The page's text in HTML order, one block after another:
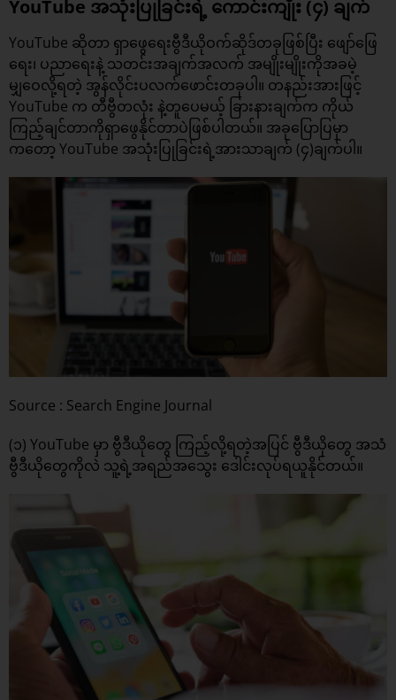
YouTube အသုံးပြုခြင်းရဲ့ ကောင်းကျိုး (၄) ချက်
YouTube ဆိုတာ ရှာဖွေရေးဗွီဒီယိုဝက်ဆိုဒ်တခုဖြစ်ပြီး ဖျော်ဖြေ
ရေး၊ ပညာရေးနဲ့ သတင်းအချက်အလက် အမျိုးမျိုးကိုအခမဲ့
မျှဝေလို့ရတဲ့ အွန်လိုင်းပလက်ဖောင်းတခုပါ။ တနည်းအားဖြင့်
YouTube က တီဗွီတလုံး နဲ့တူပေမယ့် ခြားနားချက်က ကိုယ်
ကြည့်ချင်တာကိုရှာဖွေနိုင်တာပဲဖြစ်ပါတယ်။ အခုပြောပြမှာ
ကတော့ YouTube အသုံးပြုခြင်းရဲ့အားသာချက် (၄)ချက်ပါ။
Source : Search Engine Journal
(၁) YouTube မှာ ဗွီဒီယိုတွေ ကြည့်လို့ရတဲ့အပြင် ဗွီဒီယိုတွေ အသံ
ဗွီဒီယိုတွေကိုလဲ သူ့ရဲ့အရည်အသွေး ဒေါင်းလုပ်ရယူနိုင်တယ်။